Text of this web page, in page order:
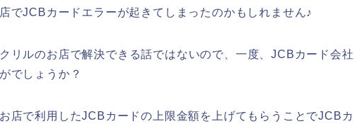
でJCBカードエラーが起きてしまったのかもしれません♪
リルのお店で解決できる話ではないので、一度、JCBカード会社
でしょうか？
店で利用したJCBカードの上限金額を上げてもらうことでJCBカ